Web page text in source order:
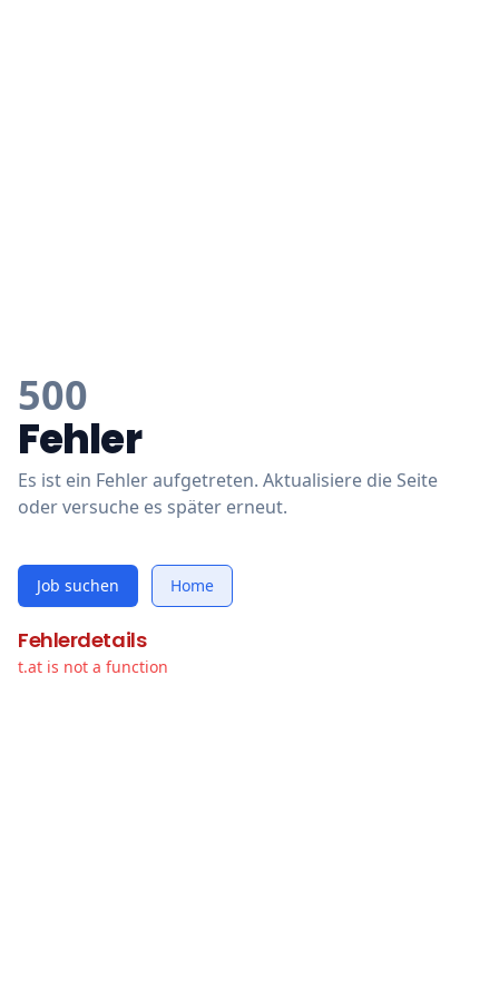
500
Fehler
Es ist ein Fehler aufgetreten. Aktualisiere die Seite
oder versuche es später erneut.
Job suchen Home
Fehlerdetails
t.at is not a function